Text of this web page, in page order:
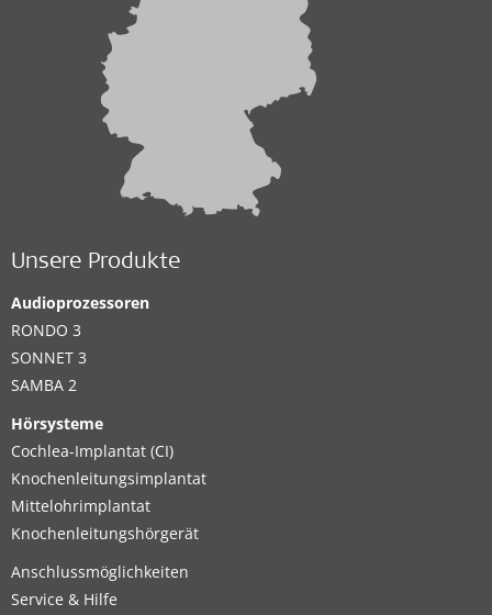
Unsere Produkte
Audioprozessoren
RONDO 3
SONNET 3
SAMBA 2
Hörsysteme
Cochlea-Implantat (CI)
Knochenleitungsimplantat
Mittelohrimplantat
Knochenleitungshörgerät
Anschlussmöglichkeiten
Service & Hilfe